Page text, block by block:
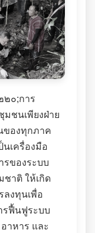
๒๐;การ
ชนเพียงฝ่าย
ของทุกภาค
นเครื่องมือ
รของระบบ
ชาติ ให้เกิด
ลงทุนเพื่อ
รฟื้นฟูระบบ
าหาร และ